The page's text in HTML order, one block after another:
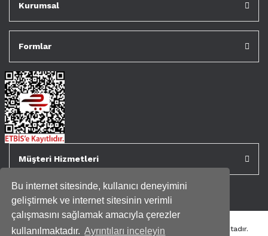
Bu internet sitesinde, kullanıcı deneyimini
geliştirmek ve internet sitesinin verimli
çalışmasını sağlamak amacıyla çerezler
kullanılmaktadır. Ayrıntıları inceleyin
Kurumsal
Formlar
Müşteri Hizmetleri
Tüm kredi kartı bilgileriniz 256bit SSL Sertifikası ile korunmaktadır.